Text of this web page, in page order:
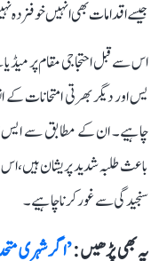
جیسے اقدامات بھی انہیں خوفزدہ
اس سے قبل احتجاجی مقام پر
یس اور دیگر بھرتی امتحانات کے
چاہیے۔ ان کے مطابق سے ایس
باعث طلبہ شدید پریشان ہیں،
سنجیدگی سے غور کرنا چاہیے۔
یہ بھی پڑھیں :’اگر شہری